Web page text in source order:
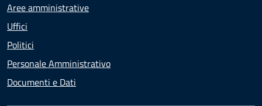
Aree amministrative
Uffici
Politici
Personale Amministrativo
Documenti e Dati